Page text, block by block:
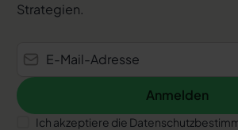
Strategien.
Anmelden
Anmelden
Ich akzeptiere die